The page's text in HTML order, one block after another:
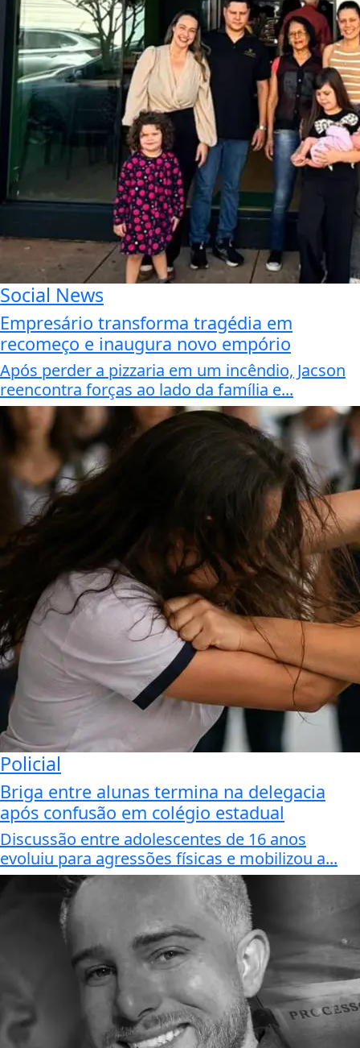
Social News
Empresário transforma tragédia em
recomeço e inaugura novo empório
Após perder a pizzaria em um incêndio, Jacson
reencontra forças ao lado da família e...
Policial
Briga entre alunas termina na delegacia
após confusão em colégio estadual
Discussão entre adolescentes de 16 anos
evoluiu para agressões físicas e mobilizou a...